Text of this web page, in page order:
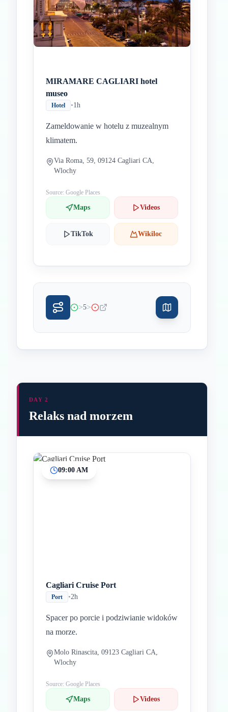
MIRAMARE CAGLIARI hotel
museo
Hotel •1h
Zameldowanie w hotelu z muzealnym
klimatem.
Via Roma, 59, 09124 Cagliari CA,
Wlochy
Source: Google Places
Maps Videos
TikTok Wikiloc
>5>
DAY 2
Relaks nad morzem
09:00 AM
Cagliari Cruise Port
Port •2h
Spacer po porcie i podziwianie widoków
na morze.
Molo Rinascita, 09123 Cagliari CA,
Wlochy
Source: Google Places
Maps Videos